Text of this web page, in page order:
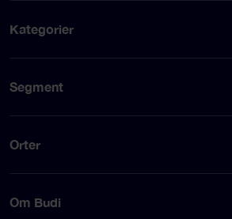
Kategorier
Segment
Orter
Om Budi